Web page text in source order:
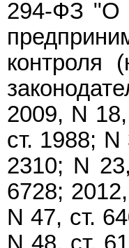
294-ФЗ "О
контроля
2009, N
ст. 1988;
2310; N
6728;
N 47, ст.